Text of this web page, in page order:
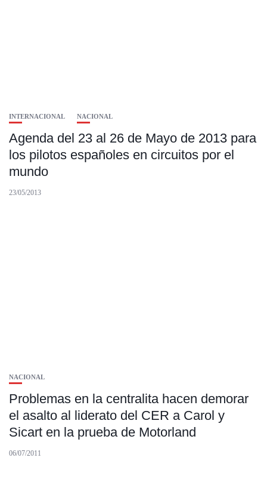
INTERNACIONAL NACIONAL
Agenda del 23 al 26 de Mayo de 2013 para
los pilotos españoles en circuitos por el
mundo
23/05/2013
NACIONAL
Problemas en la centralita hacen demorar
el asalto al liderato del CER a Carol y
Sicart en la prueba de Motorland
06/07/2011